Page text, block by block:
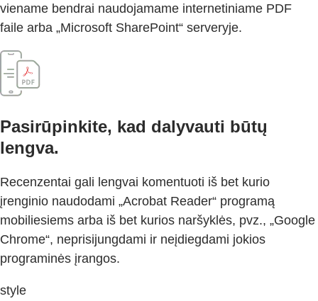
viename bendrai naudojamame internetiniame PDF
faile arba „Microsoft SharePoint“ serveryje.
Pasirūpinkite, kad dalyvauti būtų
lengva.
Recenzentai gali lengvai komentuoti iš bet kurio
įrenginio naudodami „Acrobat Reader“ programą
mobiliesiems arba iš bet kurios naršyklės, pvz., „Google
Chrome“, neprisijungdami ir neįdiegdami jokios
programinės įrangos.
style